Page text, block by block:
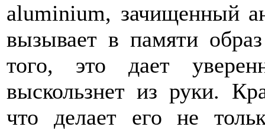
aluminium, зачищенный
вызывает в памяти
того, это дает
выскользнет из руки.
что делает его не